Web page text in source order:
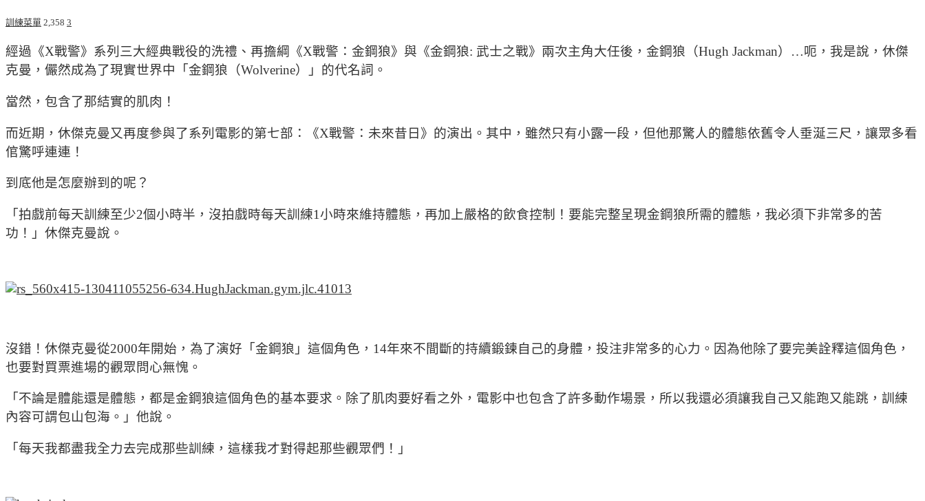
訓練菜單 2,358 3
經過《X戰警》系列三大經典戰役的洗禮、再擔綱《X戰警：金鋼狼》與《金鋼狼: 武士之戰》兩次主角大任後，金鋼狼（Hugh Jackman）…呃，我是說，休傑
克曼，儼然成為了現實世界中「金鋼狼（Wolverine）」的代名詞。
當然，包含了那結實的肌肉！
而近期，休傑克曼又再度參與了系列電影的第七部：《X戰警：未來昔日》的演出。其中，雖然只有小露一段，但他那驚人的體態依舊令人垂涎三尺，讓眾多看
倌驚呼連連！
到底他是怎麼辦到的呢？
「拍戲前每天訓練至少2個小時半，沒拍戲時每天訓練1小時來維持體態，再加上嚴格的飲食控制！要能完整呈現金鋼狼所需的體態，我必須下非常多的苦
功！」休傑克曼說。
沒錯！休傑克曼從2000年開始，為了演好「金鋼狼」這個角色，14年來不間斷的持續鍛鍊自己的身體，投注非常多的心力。因為他除了要完美詮釋這個角色，
也要對買票進場的觀眾問心無愧。
「不論是體能還是體態，都是金鋼狼這個角色的基本要求。除了肌肉要好看之外，電影中也包含了許多動作場景，所以我還必須讓我自己又能跑又能跳，訓練
內容可謂包山包海。」他說。
「每天我都盡我全力去完成那些訓練，這樣我才對得起那些觀眾們！」